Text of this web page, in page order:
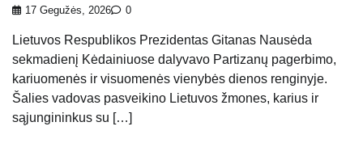
17 Gegužės, 2026 0
Lietuvos Respublikos Prezidentas Gitanas Nausėda
sekmadienį Kėdainiuose dalyvavo Partizanų pagerbimo,
kariuomenės ir visuomenės vienybės dienos renginyje.
Šalies vadovas pasveikino Lietuvos žmones, karius ir
sąjungininkus su […]